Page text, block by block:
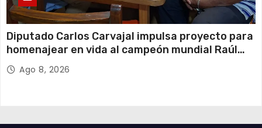
Diputado Carlos Carvajal impulsa proyecto para
homenajear en vida al campeón mundial Raúl
Choque
Ago 8, 2026